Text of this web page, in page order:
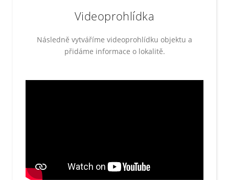
Videoprohlídka
Následně vytváříme videoprohlídku objektu a
přidáme informace o lokalitě.